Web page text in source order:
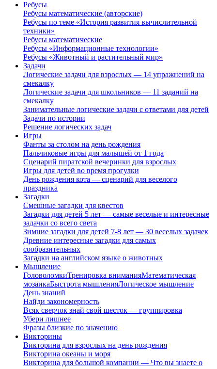
Ребусы
Ребусы математические (авторские)
Ребусы по теме «История развития вычислительной
техники»
Ребусы математические
Ребусы «Информационные технологии»
Ребусы «Животный и растительный мир»
Задачи
Логические задачи для взрослых — 14 упражнений на
смекалку
Логические задачи для школьников — 11 заданий на
смекалку
Занимательные логические задачи с ответами для детей
Задачи по истории
Решение логических задач
Игры
Фанты за столом на день рождения
Пальчиковые игры для малышей от 1 года
Сценарий пиратской вечеринки для взрослых
Игры для детей во время прогулки
День рождения кота — сценарий для веселого
праздника
Загадки
Смешные загадки для квестов
Загадки для детей 5 лет — самые веселые и интересные
задачки со всего света
Зимние загадки для детей 7-8 лет — 30 веселых задачек
Древние интересные загадки для самых
сообразительных
Загадки на английском языке о животных
Мышление
ГоловоломкиТренировка вниманияМатематическая
мозаикаБыстрота мышленияЛогическое мышление
День знаний
Найди закономерность
Всяк сверчок знай свой шесток — группировка
Убери лишнее
Фразы близкие по значению
Викторины
Викторина для взрослых на день рождения
Викторина океаны и моря
Викторина для большой компании — Что вы знаете о